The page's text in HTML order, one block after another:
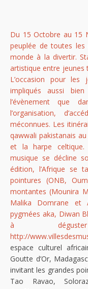
Du 15 Octobre au 15
peuplée de toutes
monde à la divertir.
artistique entre jeunes
L’occasion pour les
impliqués aussi
l’évènement que
l’organisation,
méconnues. Les
qawwali pakistanais
et la harpe celtique.
musique se décline
édition, l’Afrique se
pointures (ONB,
montantes (Mounira
Malika Domrane et
pygmées aka, Diwan
à
http://
espace culturel
Goutte d’Or,
invitant les grandes
Tao Ravao,